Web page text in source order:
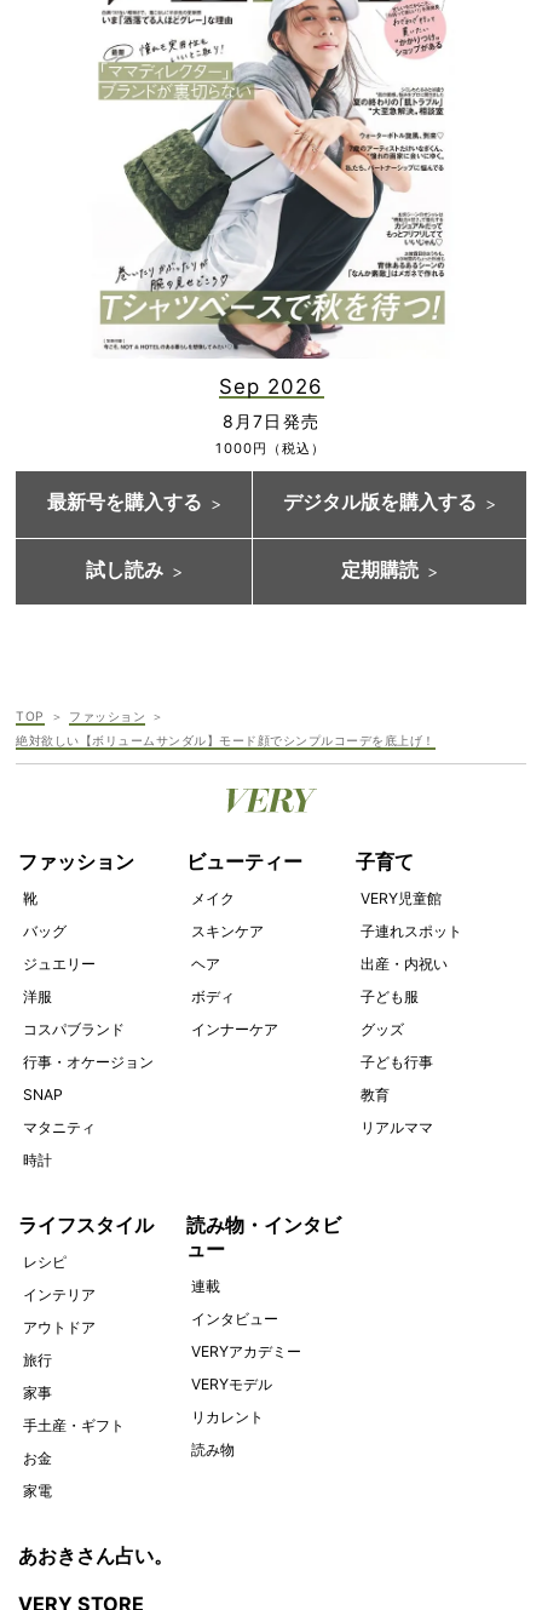
Sep 2026
8月7日発売
1000円（税込）
最新号を購入する デジタル版を購入する
試し読み 定期購読
TOP
ファッション
絶対欲しい【ボリュームサンダル】モード顔でシンプルコーデを底上げ！
ファッション
靴
バッグ
ジュエリー
洋服
コスパブランド
行事・オケージョン
SNAP
マタニティ
時計
ビューティー
メイク
スキンケア
ヘア
ボディ
インナーケア
子育て
VERY児童館
子連れスポット
出産・内祝い
子ども服
グッズ
子ども行事
教育
リアルママ
ライフスタイル
レシピ
インテリア
アウトドア
旅行
家事
手土産・ギフト
お金
家電
読み物・インタビ
ュー
連載
インタビュー
VERYアカデミー
VERYモデル
リカレント
読み物
あおきさん占い。
VERY STORE